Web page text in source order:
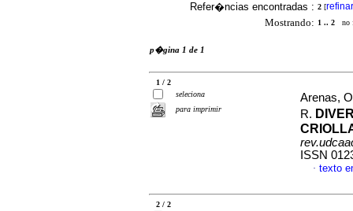
Refer�ncias encontradas : 2 [refinar
Mostrando: 1 .. 2 no
p�gina 1 de 1
1 / 2
seleciona
para imprimir
Arenas,
R.
ISSN
· texto
2 / 2